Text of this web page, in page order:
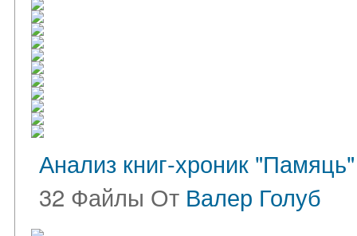
Анализ книг-хроник "Памяць"
32 Файлы От Валер Голуб